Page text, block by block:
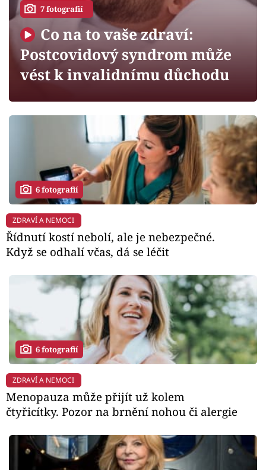
Sledujte prima+
Filmový festival Karlovy Vary
Mámy sobě
Sledujte nás
7 fotografií
Co na to vaše zdraví:
Postcovidový syndrom může
vést k invalidnímu důchodu
6 fotografií
ZDRAVÍ A NEMOCI
Řídnutí kostí nebolí, ale je nebezpečné.
Když se odhalí včas, dá se léčit
6 fotografií
ZDRAVÍ A NEMOCI
Menopauza může přijít už kolem
čtyřicítky. Pozor na brnění nohou či alergie